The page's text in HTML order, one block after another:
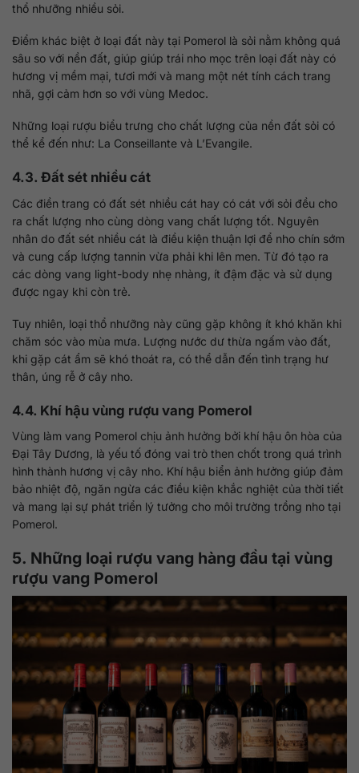
thổ nhưỡng nhiều sỏi.
Điểm khác biệt ở loại đất này tại Pomerol là sỏi nằm không quá
sâu so với nền đất, giúp giúp trái nho mọc trên loại đất này có
hương vị mềm mại, tươi mới và mang một nét tính cách trang
nhã, gợi cảm hơn so với vùng Medoc.
Những loại rượu biểu trưng cho chất lượng của nền đất sỏi có
thể kể đến như: La Conseillante và L’Evangile.
4.3. Đất sét nhiều cát
Các điền trang có đất sét nhiều cát hay có cát với sỏi đều cho
ra chất lượng nho cùng dòng vang chất lượng tốt. Nguyên
nhân do đất sét nhiều cát là điều kiện thuận lợi để nho chín sớm
và cung cấp lượng tannin vừa phải khi lên men. Từ đó tạo ra
các dòng vang light-body nhẹ nhàng, ít đậm đặc và sử dụng
được ngay khi còn trẻ.
Tuy nhiên, loại thổ nhưỡng này cũng gặp không ít khó khăn khi
chăm sóc vào mùa mưa. Lượng nước dư thừa ngấm vào đất,
khi gặp cát ẩm sẽ khó thoát ra, có thể dẫn đến tình trạng hư
thân, úng rễ ở cây nho.
4.4. Khí hậu vùng rượu vang Pomerol
Vùng làm vang Pomerol chịu ảnh hưởng bởi khí hậu ôn hòa của
Đại Tây Dương, là yếu tố đóng vai trò then chốt trong quá trình
hình thành hương vị cây nho. Khí hậu biển ảnh hưởng giúp đảm
bảo nhiệt độ, ngăn ngừa các điều kiện khắc nghiệt của thời tiết
và mang lại sự phát triển lý tưởng cho môi trường trồng nho tại
Pomerol.
5. Những loại rượu vang hàng đầu tại vùng
rượu vang Pomerol